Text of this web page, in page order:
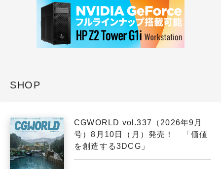
SHOP
CGWORLD vol.337（2026年9月
号）8月10日（月）発売！ 「価値
を創造する3DCG」